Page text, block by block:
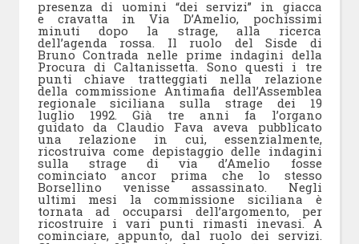
presenza di uomini “dei servizi” in giacca
e cravatta in Via D’Amelio, pochissimi
minuti dopo la strage, alla ricerca
dell’agenda rossa. Il ruolo del Sisde di
Bruno Contrada nelle prime indagini della
Procura di Caltanissetta. Sono questi i tre
punti chiave tratteggiati nella relazione
della commissione Antimafia dell’Assemblea
regionale siciliana sulla strage dei 19
luglio 1992. Già tre anni fa l’organo
guidato da Claudio Fava aveva pubblicato
una relazione in cui, essenzialmente,
ricostruiva come depistaggio delle indagini
sulla strage di via d’Amelio fosse
cominciato ancor prima che lo stesso
Borsellino venisse assassinato. Negli
ultimi mesi la commissione siciliana è
tornata ad occuparsi dell’argomento, per
ricostruire i vari punti rimasti inevasi. A
cominciare, appunto, dal ruolo dei servizi.